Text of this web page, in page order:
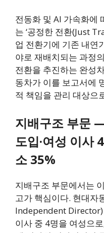
전동화 및 AI 가속화에
는 ‘공정한 전환(Just
업 전환기에 기존 내연
야로 재배치되는 과정
전환을 추진하는 완성
동차가 이를 보고서에
적 책임을 관리 대상으
지배구조 부문
도입·여성 이사
소 35%
지배구조 부문에서는
고가 핵심이다. 현대자
Independent Director)
이사 중 4명을 여성으